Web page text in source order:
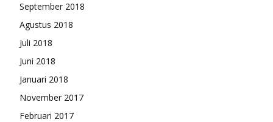
September 2018
Agustus 2018
Juli 2018
Juni 2018
Januari 2018
November 2017
Februari 2017